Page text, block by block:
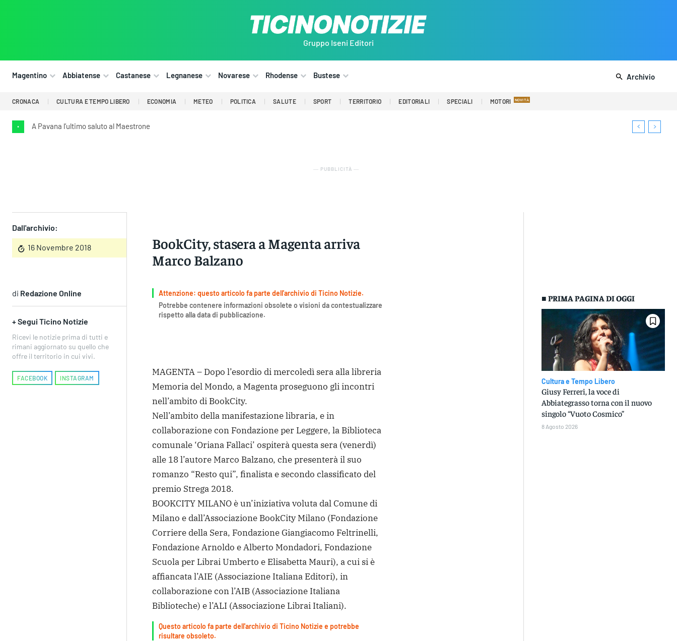
Gruppo Iseni Editori
Magentino Abbiatense Castanese Legnanese Novarese Rhodense Bustese Archivio
CRONACA CULTURA E TEMPO LIBERO ECONOMIA METEO POLITICA SALUTE SPORT TERRITORIO EDITORIALI SPECIALI MOTORI
• A Pavana l’ultimo saluto al Maestrone
― PUBBLICITÀ ―
Dall'archivio:
16 Novembre 2018
BookCity, stasera a Magenta arriva
Marco Balzano
di Redazione Online
+ Segui Ticino Notizie
Ricevi le notizie prima di tutti e
rimani aggiornato su quello che
offre il territorio in cui vivi.
FACEBOOK INSTAGRAM
Attenzione: questo articolo fa parte dell'archivio di Ticino Notizie.
Potrebbe contenere informazioni obsolete o visioni da contestualizzare
rispetto alla data di pubblicazione.
MAGENTA – Dopo l’esordio di mercoledì sera alla libreria
Memoria del Mondo, a Magenta proseguono gli incontri
nell’ambito di BookCity.
Nell’ambito della manifestazione libraria, e in
collaborazione con Fondazione per Leggere, la Biblioteca
comunale ‘Oriana Fallaci’ ospiterà questa sera (venerdì)
alle 18 l’autore Marco Balzano, che presenterà il suo
romanzo “Resto qui”, finalista e secondo classificato del
premio Strega 2018.
BOOKCITY MILANO è un’iniziativa voluta dal Comune di
Milano e dall’Associazione BookCity Milano (Fondazione
Corriere della Sera, Fondazione Giangiacomo Feltrinelli,
Fondazione Arnoldo e Alberto Mondadori, Fondazione
Scuola per Librai Umberto e Elisabetta Mauri), a cui si è
affiancata l’AIE (Associazione Italiana Editori), in
collaborazione con l’AIB (Associazione Italiana
Biblioteche) e l’ALI (Associazione Librai Italiani).
Questo articolo fa parte dell'archivio di Ticino Notizie e potrebbe
risultare obsoleto.
■ PRIMA PAGINA DI OGGI
Cultura e Tempo Libero
Giusy Ferreri, la voce di
Abbiategrasso torna con il nuovo
singolo “Vuoto Cosmico”
8 Agosto 2026